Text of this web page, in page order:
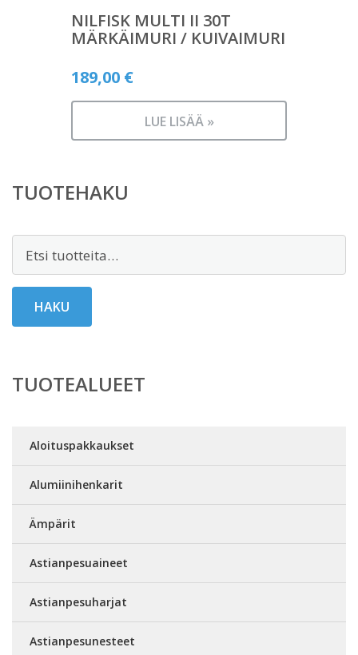
NILFISK MULTI II 30T
MÄRKÄIMURI / KUIVAIMURI
189,00 €
LUE LISÄÄ »
TUOTEHAKU
HAKU
TUOTEALUEET
Aloituspakkaukset
Alumiinihenkarit
Ämpärit
Astianpesuaineet
Astianpesuharjat
Astianpesunesteet